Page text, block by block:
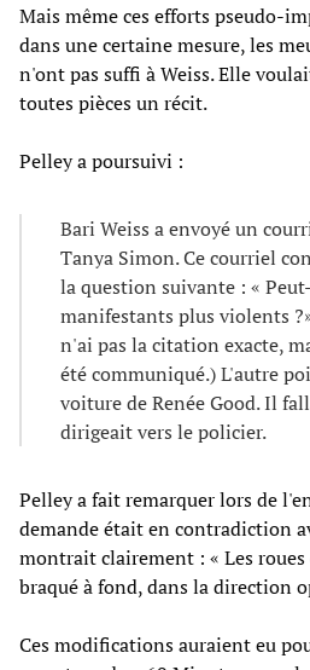
Mais même ces efforts pseudo-
dans une certaine mesure, les
n'ont pas suffi à Weiss. Elle
toutes pièces un récit.
Pelley a poursuivi :
Bari Weiss a envoyé un
Tanya Simon. Ce courriel
la question suivante : «
manifestants plus violents
n'ai pas la citation exacte,
été communiqué.) L'autre
voiture de Renée Good. Il
dirigeait vers le policier.
Pelley a fait remarquer lors de
demande était en contradiction
montrait clairement : « Les
braqué à fond, dans la direction
Ces modifications auraient eu